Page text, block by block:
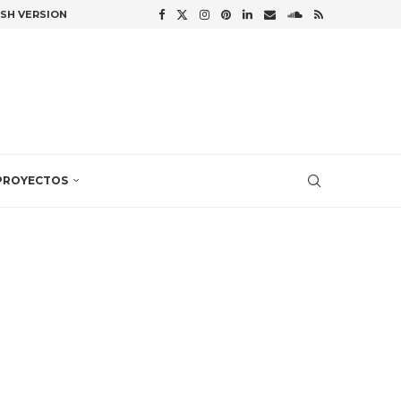
VERSION